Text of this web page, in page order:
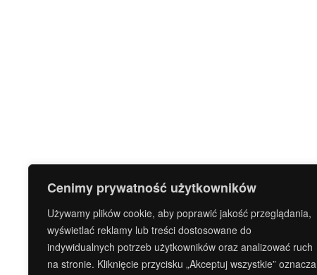
Cenimy prywatność użytkowników
Używamy plików cookie, aby poprawić jakość przeglądania,
wyświetlać reklamy lub treści dostosowane do
indywidualnych potrzeb użytkowników oraz analizować ruch
na stronie. Kliknięcie przycisku „Akceptuj wszystkie” oznacza